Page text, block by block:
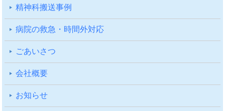
精神科搬送事例
病院の救急・時間外対応
ごあいさつ
会社概要
お知らせ